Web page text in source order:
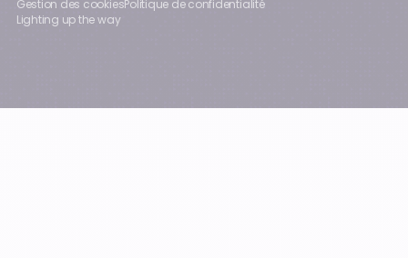
Gestion des cookiesPolitique de confidentialité
Lighting up the way